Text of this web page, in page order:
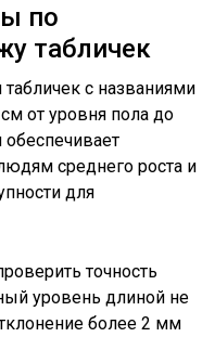
по
табличек
с названиями
от уровня пола до
обеспечивает
среднего роста и
для
точность
уровень длиной не
более 2 мм